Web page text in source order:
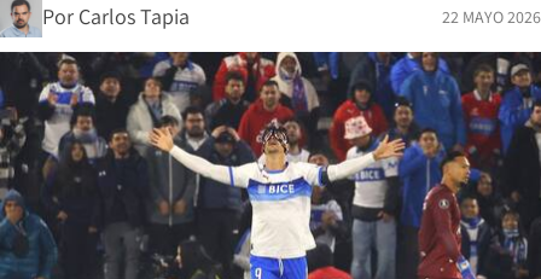
Por Carlos Tapia 22 MAYO 2026